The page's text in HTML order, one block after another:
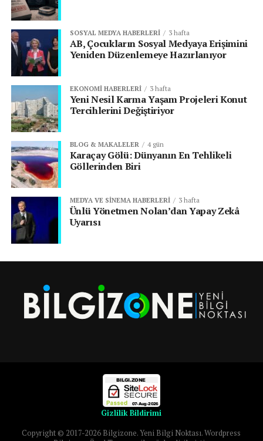
SOSYAL MEDYA HABERLERI 3 hafta
AB, Çocukların Sosyal Medyaya Erişimini
Yeniden Düzenlemeye Hazırlanıyor
EKONOMI HABERLERI 3 hafta
Yeni Nesil Karma Yaşam Projeleri Konut
Tercihlerini Değiştiriyor
BLOG & MAKALELER 4 gün
Karaçay Gölü: Dünyanın En Tehlikeli
Göllerinden Biri
MEDYA VE SINEMA HABERLERI 3 hafta
Ünlü Yönetmen Nolan’dan Yapay Zekâ
Uyarısı
Gizlilik Bildirimi
Copyright © 2017-2026 Bilgizone. Yeni Bilgi Noktası. Wordpress